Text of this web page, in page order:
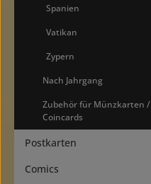
Spanien
Vatikan
Zypern
Nach Jahrgang
Zubehör für Münzkarten /
Coincards
Postkarten
Comics